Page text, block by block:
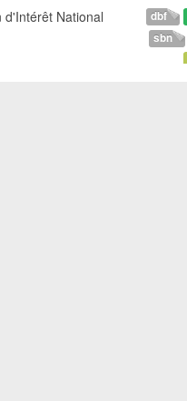
dbf
sbn
National